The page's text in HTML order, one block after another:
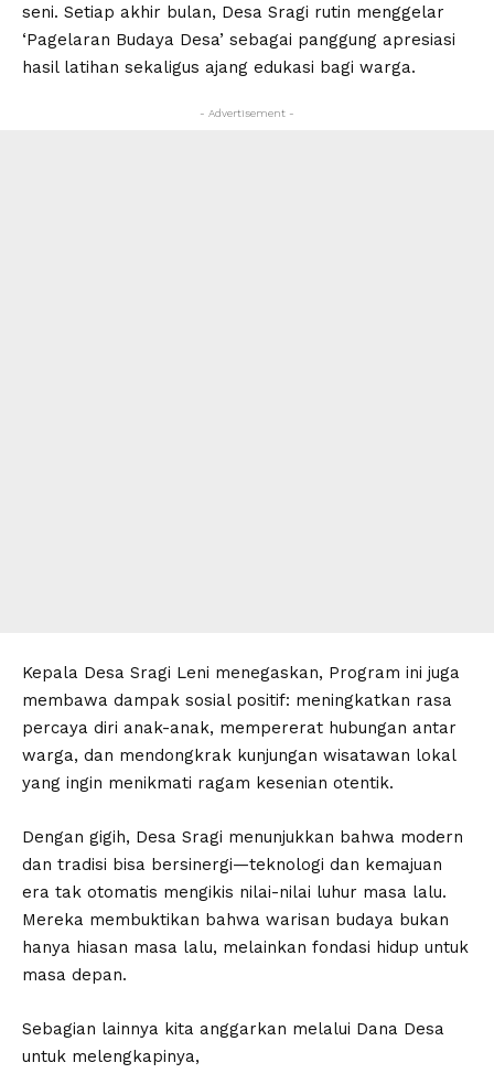
seni. Setiap akhir bulan, Desa Sragi rutin menggelar
‘Pagelaran Budaya Desa’ sebagai panggung apresiasi
hasil latihan sekaligus ajang edukasi bagi warga.
- Advertisement -
Kepala Desa Sragi Leni menegaskan, Program ini juga
membawa dampak sosial positif: meningkatkan rasa
percaya diri anak-anak, mempererat hubungan antar
warga, dan mendongkrak kunjungan wisatawan lokal
yang ingin menikmati ragam kesenian otentik.
Dengan gigih, Desa Sragi menunjukkan bahwa modern
dan tradisi bisa bersinergi—teknologi dan kemajuan
era tak otomatis mengikis nilai-nilai luhur masa lalu.
Mereka membuktikan bahwa warisan budaya bukan
hanya hiasan masa lalu, melainkan fondasi hidup untuk
masa depan.
Sebagian lainnya kita anggarkan melalui Dana Desa
untuk melengkapinya,